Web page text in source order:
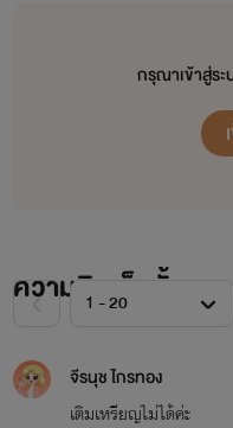
กรุณาเข้าสู่ร
ความคิดเห็นทั้งหม
จีรนุช ไกรทอง
เติมเหรียญไม่ได้ค่ะ